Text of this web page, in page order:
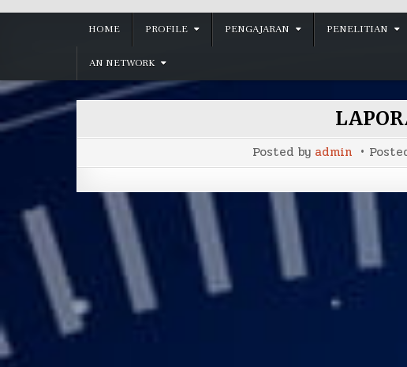
HOME PROFILE PENGAJARAN PENELITIAN
AN NETWORK
Posted by admin